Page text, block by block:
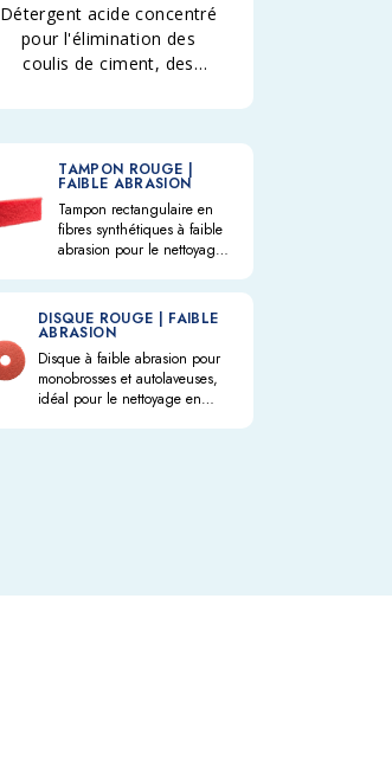
Détergent acide concentré
pour l'élimination des
coulis de ciment, des
incrustations calcaires de
la pierre, des matériaux
céramiques et des
matériaux en pierre en
général.
TAMPON ROUGE |
FAIBLE ABRASION
Tampon rectangulaire en
fibres synthétiques à faible
abrasion pour le nettoyage
cuite, pierre, marbre,
agglomérés cimentaires et
bois.
DISQUE ROUGE | FAIBLE
ABRASION
Disque à faible abrasion pour
monobrosses et autolaveuses,
idéal pour le nettoyage en